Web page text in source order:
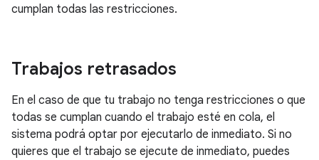
cumplan todas las restricciones.
Trabajos retrasados
En el caso de que tu trabajo no tenga restricciones o que
todas se cumplan cuando el trabajo esté en cola, el
sistema podrá optar por ejecutarlo de inmediato. Si no
quieres que el trabajo se ejecute de inmediato, puedes